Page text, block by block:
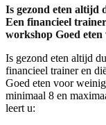
Is gezond eten
Een financieel
workshop Goed
Is gezond eten altijd
financieel trainer en
Goed eten voor
minimaal 8 en
leert u: